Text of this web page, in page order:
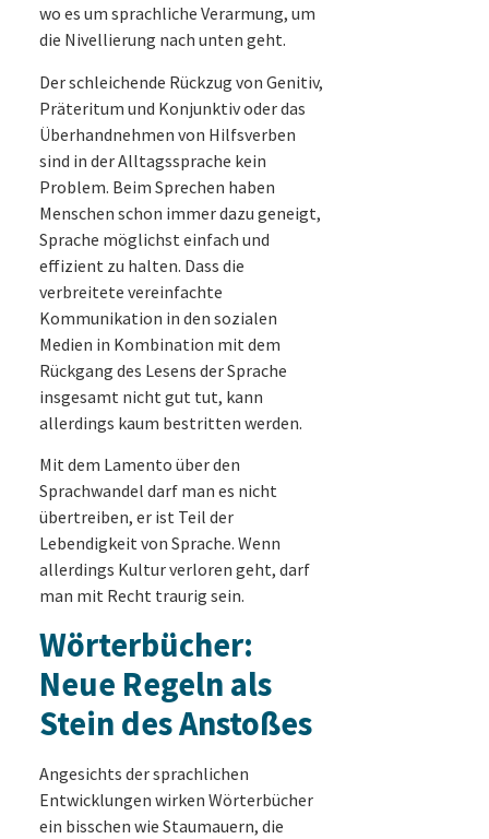
wo es um sprachliche Verarmung, um
die Nivellierung nach unten geht.
Der schleichende Rückzug von Genitiv,
Präteritum und Konjunktiv oder das
Überhandnehmen von Hilfsverben
sind in der Alltagssprache kein
Problem. Beim Sprechen haben
Menschen schon immer dazu geneigt,
Sprache möglichst einfach und
effizient zu halten. Dass die
verbreitete vereinfachte
Kommunikation in den sozialen
Medien in Kombination mit dem
Rückgang des Lesens der Sprache
insgesamt nicht gut tut, kann
allerdings kaum bestritten werden.
Mit dem Lamento über den
Sprachwandel darf man es nicht
übertreiben, er ist Teil der
Lebendigkeit von Sprache. Wenn
allerdings Kultur verloren geht, darf
man mit Recht traurig sein.
Wörterbücher:
Neue Regeln als
Stein des Anstoßes
Angesichts der sprachlichen
Entwicklungen wirken Wörterbücher
ein bisschen wie Staumauern, die